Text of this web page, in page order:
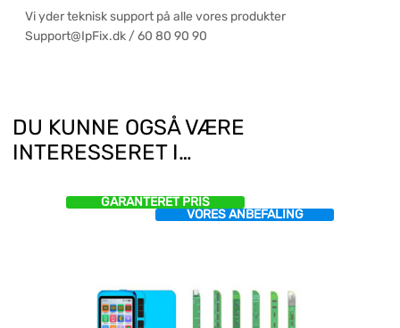
Vi yder teknisk support på alle vores produkter
Support@IpFix.dk / 60 80 90 90
DU KUNNE OGSÅ VÆRE
INTERESSERET I…
GARANTERET PRIS
VORES ANBEFALING